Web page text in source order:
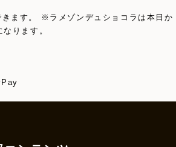
ます。 ※ラメゾンデュショコラは本日か
ります。